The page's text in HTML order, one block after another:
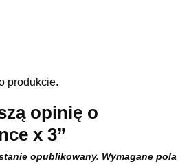
produkcie.
opinię o
x 3”
opublikowany. Wymagane pola